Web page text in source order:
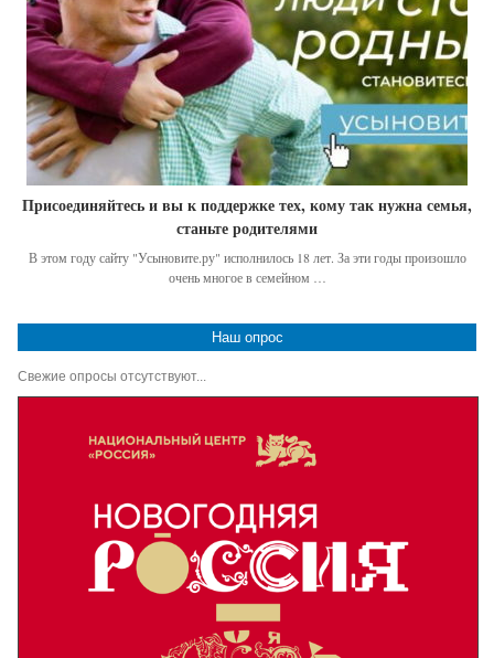
Присоединяйтесь и вы к поддержке тех, кому так нужна семья,
станьте родителями
В этом году сайту "Усыновите.ру" исполнилось 18 лет. За эти годы произошло
очень многое в семейном …
Наш опрос
Свежие опросы отсутствуют...